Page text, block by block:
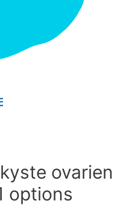
ovarien
options